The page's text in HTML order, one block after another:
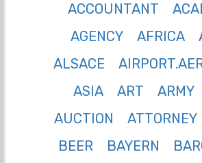
ACCOUNTANT
AFRICA
AGENCY
ALSACE
ARMY
ART
ASIA
ATTORNEY
AUCTION
BAYERN
BEER